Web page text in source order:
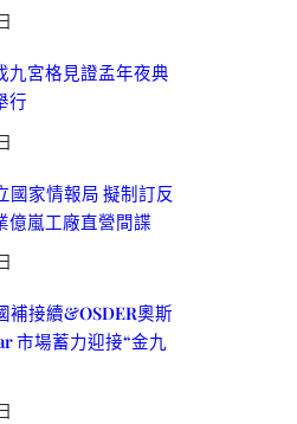
九宮格見證孟年夜典
行
國家情報局 擬制訂反
億嵐工廠直營間諜
補接續&OSDER奧斯
市場蓄力迎接“金九